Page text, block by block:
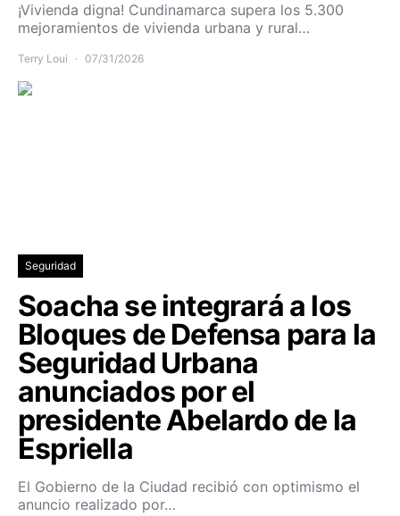
¡Vivienda digna! Cundinamarca supera los 5.300
mejoramientos de vivienda urbana y rural…
Terry Loui 07/31/2026
Seguridad
Soacha se integrará a los
Bloques de Defensa para la
Seguridad Urbana
anunciados por el
presidente Abelardo de la
Espriella
El Gobierno de la Ciudad recibió con optimismo el
anuncio realizado por…